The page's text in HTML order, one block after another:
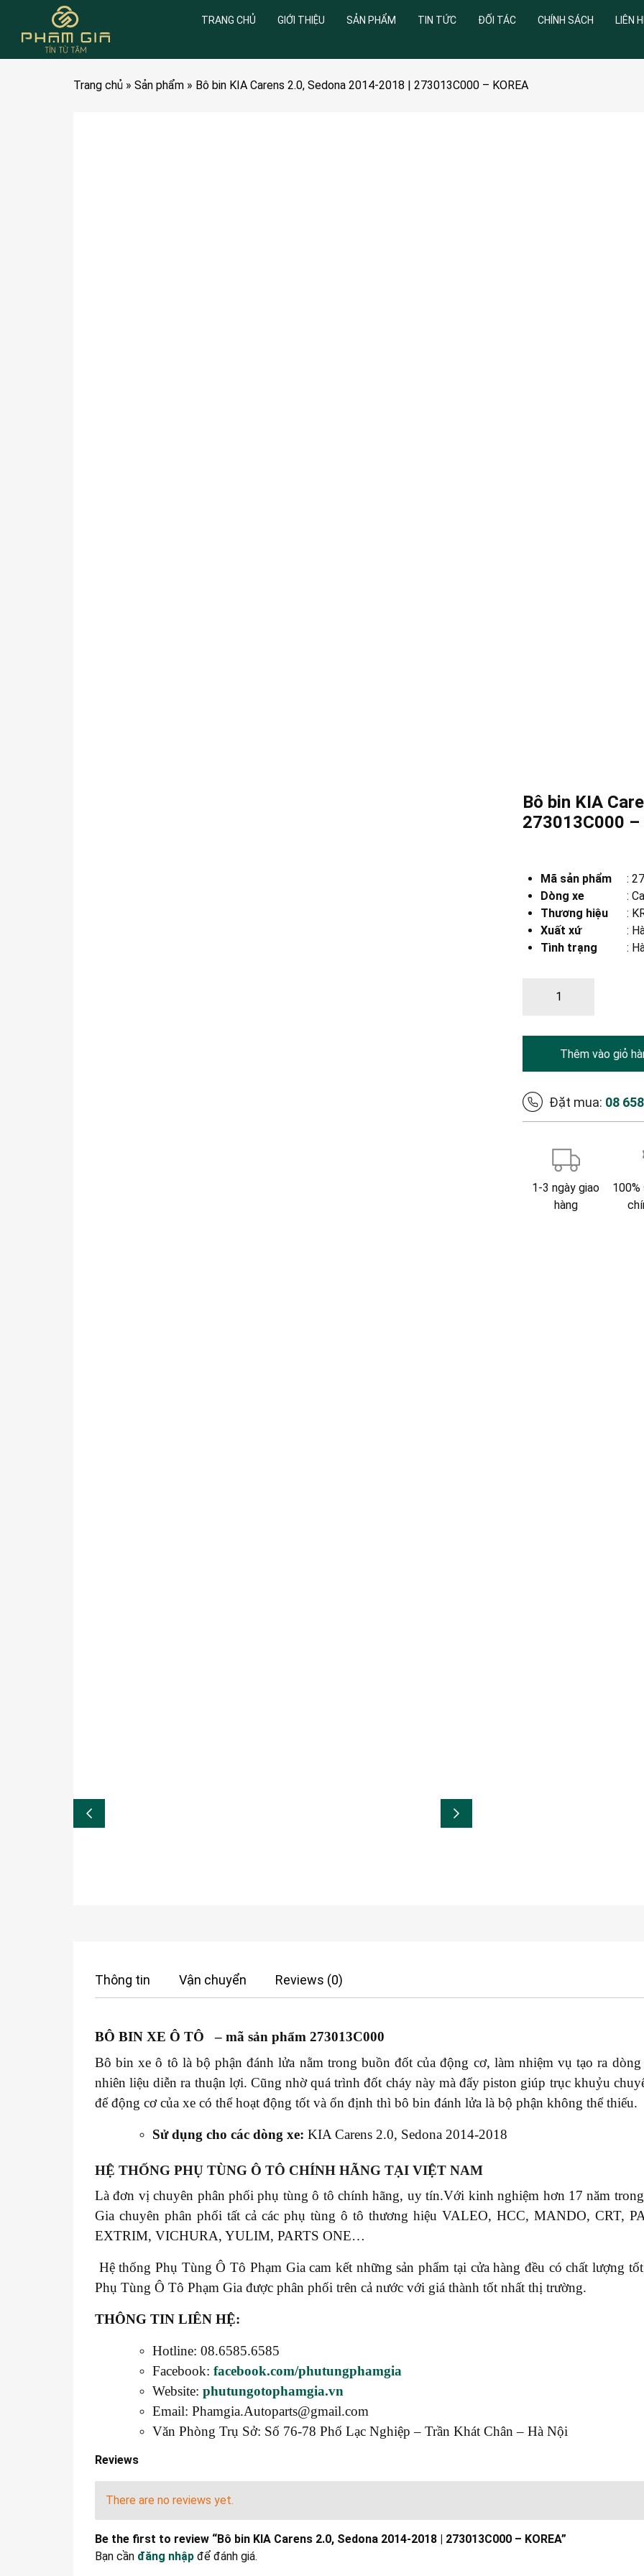
TRANG CHỦ GIỚI THIỆU SẢN PHẨM TIN TỨC ĐỐI TÁC CHÍNH SÁCH LIÊN
Trang chủ » Sản phẩm » Bô bin KIA Carens 2.0, Sedona 2014-2018 | 273013C000 – KOREA
Bô bin KIA
273013C000 –
Mã sản phẩm :
Dòng xe
:
Thương hiệu
:
Xuất xứ
:
Tình trạng
:
Thêm vào giỏ
Đặt mua: 08
1-3 ngày giao
hàng
100%
Thông tin Vận chuyển Reviews (0)
BÔ BIN XE Ô TÔ – mã sản phẩm 273013C000
Bô bin xe ô tô là bộ phận đánh lửa nằm trong buồn đốt của động cơ, làm nhiệm vụ tạo ra
nhiên liệu diễn ra thuận lợi. Cũng nhờ quá trình đốt cháy này mà đẩy piston giúp trục khuỷu
để động cơ của xe có thể hoạt động tốt và ổn định thì bô bin đánh lửa là bộ phận không thể thiếu.
Sử dụng cho các dòng xe: KIA Carens 2.0, Sedona 2014-2018
HỆ THỐNG PHỤ TÙNG Ô TÔ CHÍNH HÃNG TẠI VIỆT NAM
Là đơn vị chuyên phân phối phụ tùng ô tô chính hãng, uy tín.Với kinh nghiệm hơn 17 năm
Gia chuyên phân phối tất cả các phụ tùng ô tô thương hiệu VALEO, HCC, MANDO, CRT,
EXTRIM, VICHURA, YULIM, PARTS ONE…
Hệ thống Phụ Tùng Ô Tô Phạm Gia cam kết những sản phẩm tại cửa hàng đều có chất lượng
Phụ Tùng Ô Tô Phạm Gia được phân phối trên cả nước với giá thành tốt nhất thị trường.
THÔNG TIN LIÊN HỆ:
Hotline: 08.6585.6585
Facebook: facebook.com/phutungphamgia
Website: phutungotophamgia.vn
Email: Phamgia.Autoparts@gmail.com
Văn Phòng Trụ Sở: Số 76-78 Phố Lạc Nghiệp – Trần Khát Chân – Hà Nội
Reviews
There are no reviews yet.
Be the first to review “Bô bin KIA Carens 2.0, Sedona 2014-2018 | 273013C000 – KOREA”
Bạn cần đăng nhập để đánh giá.